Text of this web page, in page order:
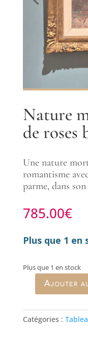
Nature
de roses
Une nature
romantisme
parme, dans
785.00€
Plus que 1 en
Plus que 1 en stock
quantité
Nature
morte
Ajouter
Catégories :